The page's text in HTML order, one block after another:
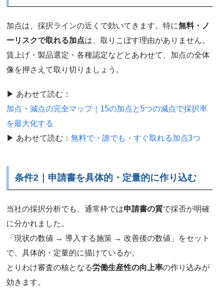
加点は、採択ラインの近くで効いてきます。特に無料・ノ
ーリスクで取れる加点は、取りこぼす理由がありません。
賃上げ・製品選定・各種認定などとあわせて、加点の全体
像を押さえて取り切りましょう。
▶ あわせて読む：
加点・減点の完全マップ｜15の加点と5つの減点で採択率
を最大化する
▶ あわせて読む：無料で・誰でも・すぐ取れる加点3つ
条件2｜申請書を具体的・定量的に作り込む
当社の採択分析でも、通常枠では申請書の質で採否が明確
に分かれました。
「現状の数値 → 導入する施策 → 改善後の数値」をセット
で、具体的・定量的に描けているか。
とりわけ審査の核となる労働生産性の向上率の作り込みが
効きます。